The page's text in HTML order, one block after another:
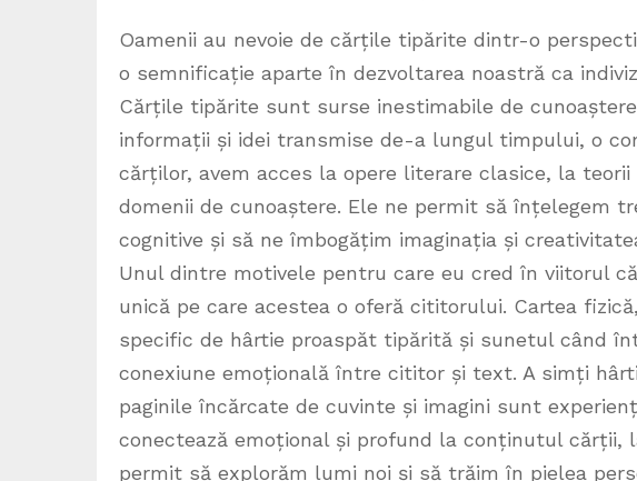
Oamenii au nevoie de cărțile tipărite dintr-o
o semnificație aparte în dezvoltarea noastră ca
Cărțile tipărite sunt surse inestimabile de
informații și idei transmise de-a lungul timpului, o
cărților, avem acces la opere literare clasice, la
domenii de cunoaștere. Ele ne permit să înțelegem
cognitive și să ne îmbogățim imaginația și
Unul dintre motivele pentru care eu cred în viitorul
unică pe care acestea o oferă cititorului. Cartea
specific de hârtie proaspăt tipărită și sunetul când
conexiune emoțională între cititor și text. A simți
paginile încărcate de cuvinte și imagini sunt
conectează emoțional și profund la conținutul cărții,
permit să explorăm lumi noi și să trăim în pielea